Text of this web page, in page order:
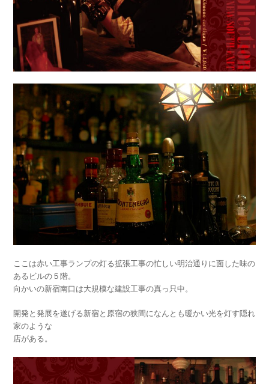
ここは赤い工事ランプの灯る拡張工事の忙しい明治通りに面した味の
あるビルの５階。
向かいの新宿南口は大規模な建設工事の真っ只中。
開発と発展を遂げる新宿と原宿の狭間になんとも暖かい光を灯す隠れ
家のような
店がある。